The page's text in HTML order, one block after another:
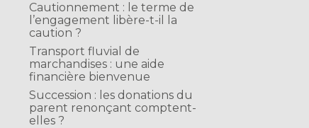
Cautionnement : le terme de
l’engagement libère-t-il la
caution ?
Transport fluvial de
marchandises : une aide
financière bienvenue
Succession : les donations du
parent renonçant comptent-
elles ?